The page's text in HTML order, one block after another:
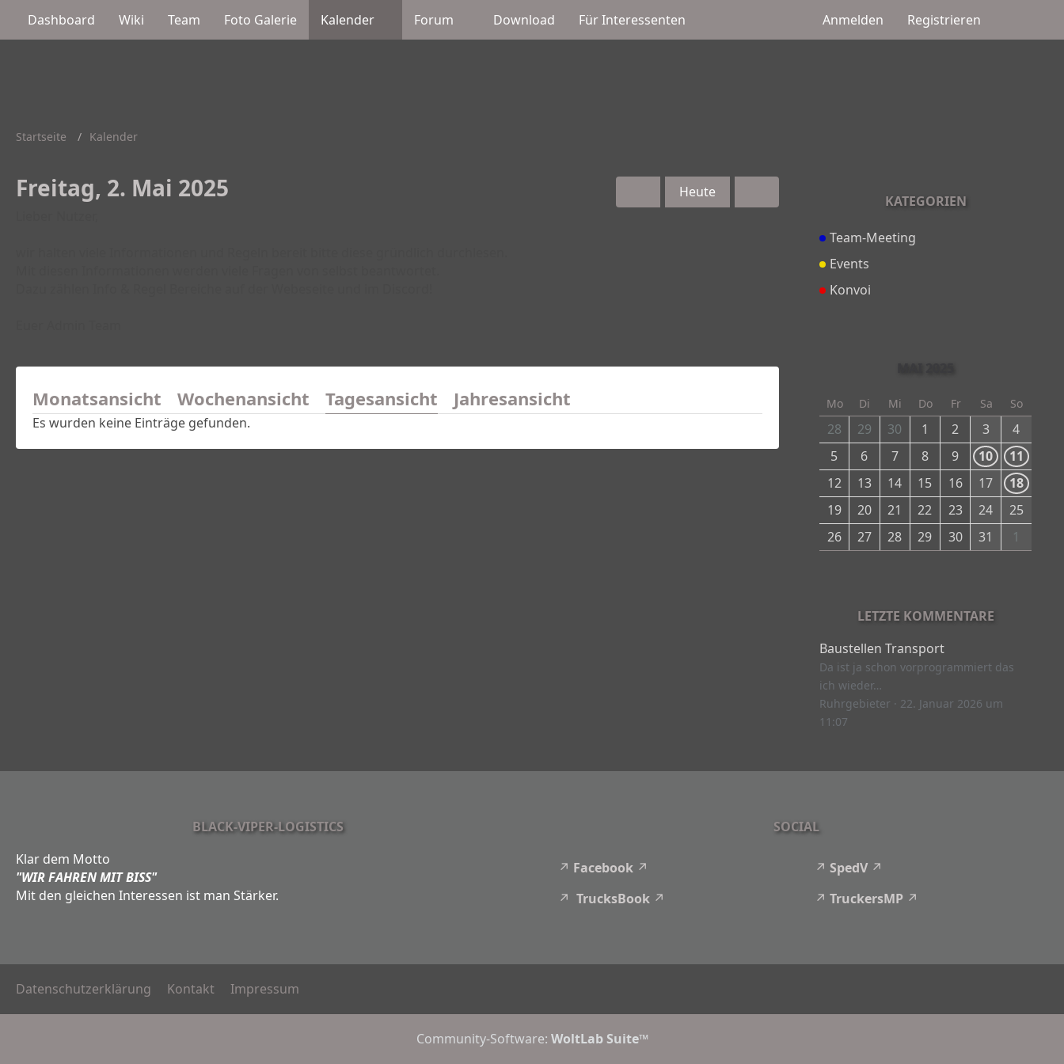
Dashboard Wiki Team Foto Galerie Kalender Forum Download Für Interessenten Anmelden Registrieren
Startseite Kalender
Freitag, 2. Mai 2025
Heute
Monatsansicht Wochenansicht Tagesansicht Jahresansicht
Es wurden keine Einträge gefunden.
KATEGORIEN
Team-Meeting
Events
Konvoi
Mo Di Mi Do Fr Sa So
28 29 30 1 2 3
4
5
6 7 8 9 10
11
12
13 14 15 16 17
18
19
20 21 22 23 24
25
26
27 28 29 30 31 1
LETZTE KOMMENTARE
Baustellen Transport
Da ist ja schon vorprogrammiert das
ich wieder…
Ruhrgebieter
22. Januar 2026 um
11:07
BLACK-VIPER-LOGISTICS
Klar dem Motto
"WIR FAHREN MIT BISS"
Mit den gleichen Interessen ist man Stärker.
SOCIAL
Facebook
TrucksBook
SpedV
TruckersMP
Datenschutzerklärung Kontakt Impressum
Community-Software: WoltLab Suite™